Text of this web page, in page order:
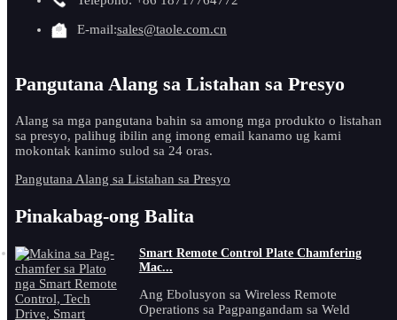
E-mail:sales@taole.com.cn
Pangutana Alang sa Listahan sa Presyo
Alang sa mga pangutana bahin sa among mga produkto o listahan
sa presyo, palihug ibilin ang imong email kanamo ug kami
mokontak kanimo sulod sa 24 oras.
Pangutana Alang sa Listahan sa Presyo
Pinakabag-ong Balita
Smart Remote Control Plate Chamfering
Mac...
Ang Ebolusyon sa Wireless Remote
Operations sa Pagpangandam sa Weld